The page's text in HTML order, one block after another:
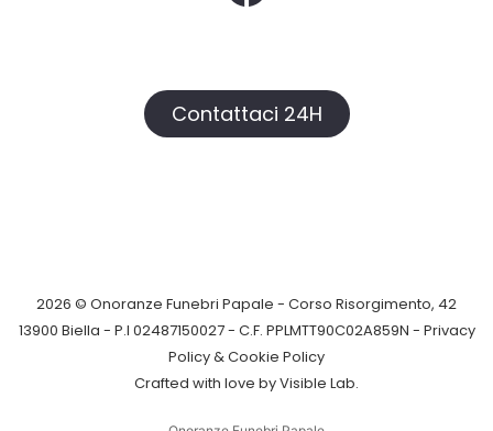
Contattaci 24H
2026 © Onoranze Funebri Papale - Corso Risorgimento, 42
13900 Biella - P.I 02487150027 - C.F. PPLMTT90C02A859N - Privacy
Policy &Cookie Policy
Crafted with love byVisible Lab.